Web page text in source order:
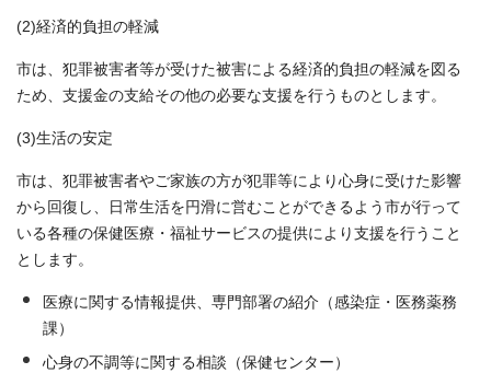
(2)経済的負担の軽減
市は、犯罪被害者等が受けた被害による経済的負担の軽減を図る
ため、支援金の支給その他の必要な支援を行うものとします。
(3)生活の安定
市は、犯罪被害者やご家族の方が犯罪等により心身に受けた影響
から回復し、日常生活を円滑に営むことができるよう市が行って
いる各種の保健医療・福祉サービスの提供により支援を行うこと
とします。
医療に関する情報提供、専門部署の紹介（感染症・医務薬務
課）
心身の不調等に関する相談（保健センター）